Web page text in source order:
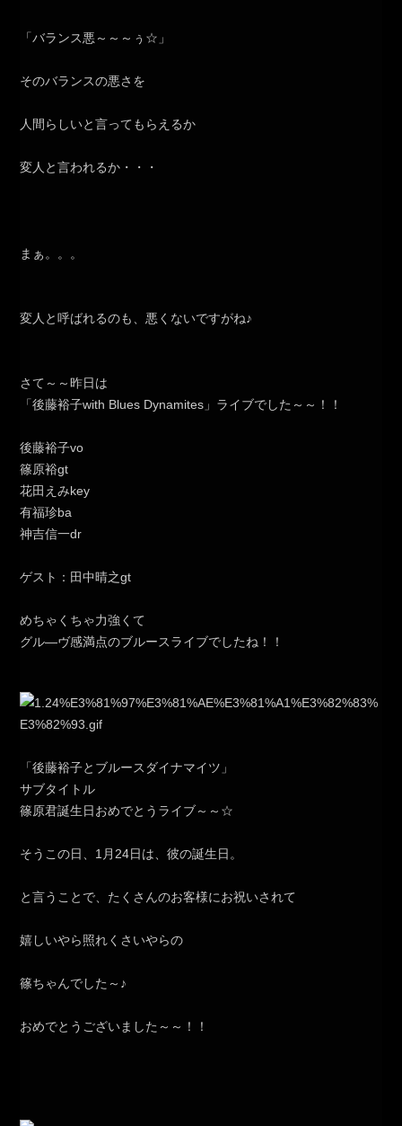
「バランス悪～～～ぅ☆」
そのバランスの悪さを
人間らしいと言ってもらえるか
変人と言われるか・・・
まぁ。。。
変人と呼ばれるのも、悪くないですがね♪
さて～～昨日は
「後藤裕子with Blues Dynamites」ライブでした～～！！
後藤裕子vo
篠原裕gt
花田えみkey
有福珍ba
神吉信一dr
ゲスト：田中晴之gt
めちゃくちゃ力強くて
グル―ヴ感満点のブルースライブでしたね！！
「後藤裕子とブルースダイナマイツ」
サブタイトル
篠原君誕生日おめでとうライブ～～☆
そうこの日、1月24日は、彼の誕生日。
と言うことで、たくさんのお客様にお祝いされて
嬉しいやら照れくさいやらの
篠ちゃんでした～♪
おめでとうございました～～！！